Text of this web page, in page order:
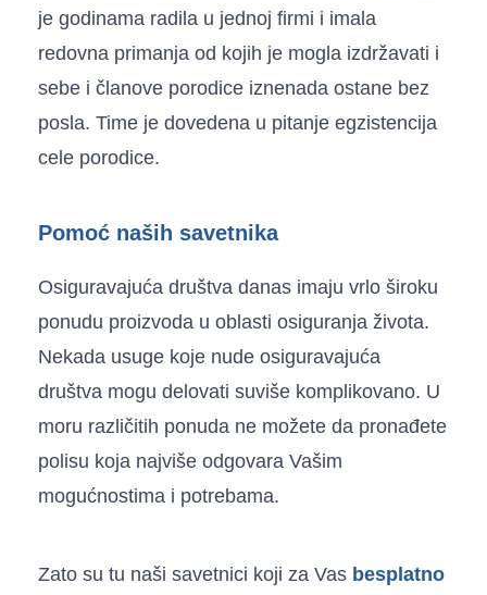
je godinama radila u jednoj firmi i imala
redovna primanja od kojih je mogla izdržavati i
sebe i članove porodice iznenada ostane bez
posla. Time je dovedena u pitanje egzistencija
cele porodice.
Pomoć naših savetnika
Osiguravajuća društva danas imaju vrlo široku
ponudu proizvoda u oblasti osiguranja života.
Nekada usuge koje nude osiguravajuća
društva mogu delovati suviše komplikovano. U
moru različitih ponuda ne možete da pronađete
polisu koja najviše odgovara Vašim
mogućnostima i potrebama.
Zato su tu naši savetnici koji za Vas besplatno